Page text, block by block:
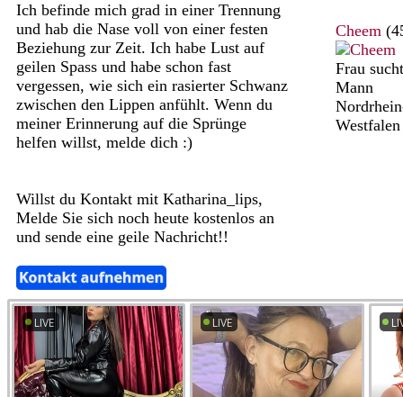
Ich befinde mich grad in einer Trennung
und hab die Nase voll von einer festen
Beziehung zur Zeit. Ich habe Lust auf
geilen Spass und habe schon fast
vergessen, wie sich ein rasierter Schwanz
zwischen den Lippen anfühlt. Wenn du
meiner Erinnerung auf die Sprünge
helfen willst, melde dich :)
Willst du Kontakt mit Katharina_lips,
Melde Sie sich noch heute kostenlos an
und sende eine geile Nachricht!!
Cheem
Frau sucht
Mann
Westfalen